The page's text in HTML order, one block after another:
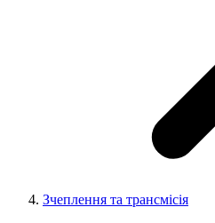
Зчеплення та трансмісія